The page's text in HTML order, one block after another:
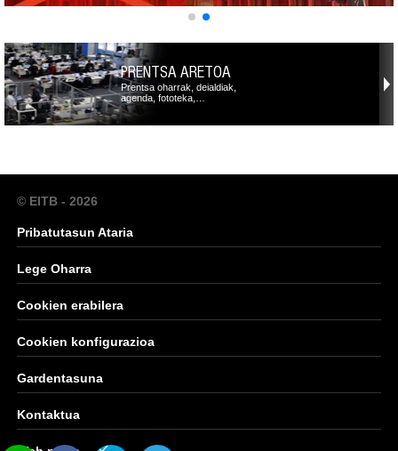
PRENTSA ARETOA
Prentsa oharrak, deialdiak,
agenda, fototeka,…
© EITB - 2026
Pribatutasun Ataria
Lege Oharra
Cookien erabilera
Cookien konfigurazioa
Gardentasuna
Kontaktua